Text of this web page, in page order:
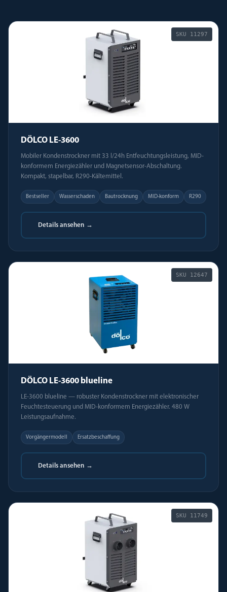
SKU 11297
DÖLCO LE-3600
Mobiler Kondenstrockner mit 33 l/24h Entfeuchtungsleistung, MID-
konformem Energiezähler und Magnetsensor-Abschaltung.
Kompakt, stapelbar, R290-Kältemittel.
Bestseller Wasserschaden Bautrocknung MID-konform R290
Details ansehen →
SKU 12647
DÖLCO LE-3600 blueline
LE-3600 blueline — robuster Kondenstrockner mit elektronischer
Feuchtesteuerung und MID-konformem Energiezähler. 480 W
Leistungsaufnahme.
Vorgängermodell Ersatzbeschaffung
Details ansehen →
SKU 11749